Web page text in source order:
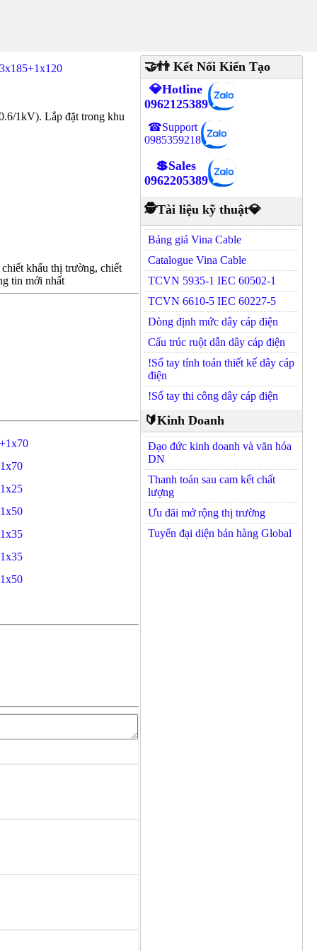
1kV). Lắp đặt trong khu
khấu thị trường, chiết
tin mới nhất
🤝👬 Kết Nối Kiến Tạo
💎Hotline
0962125389
☎Support
0985359218
💲Sales
0962205389
🕵Tài liệu kỹ thuật💎
Bảng giá Vina Cable
Catalogue Vina Cable
TCVN 5935-1 IEC 60502-1
TCVN 6610-5 IEC 60227-5
Dòng định mức dây cáp điện
Cấu trúc ruột dẫn dây cáp điện
!Sổ tay tính toán thiết kế dây cáp
điện
!Sổ tay thi công dây cáp điện
🔰Kinh Doanh
Đạo đức kinh doanh và văn hóa
DN
Thanh toán sau cam kết chất
lượng
Ưu đãi mở rộng thị trường
Tuyển đại diện bán hàng Global